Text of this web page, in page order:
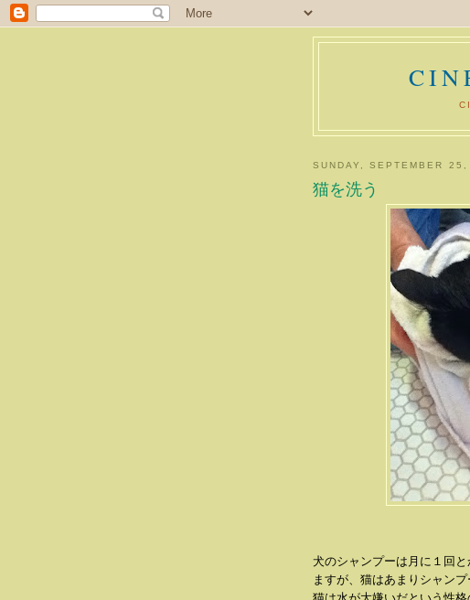
SUNDAY, SEPTEMBER 25,
猫を洗う
犬のシャンプーは月に１回
ますが、猫はあまりシャンプ